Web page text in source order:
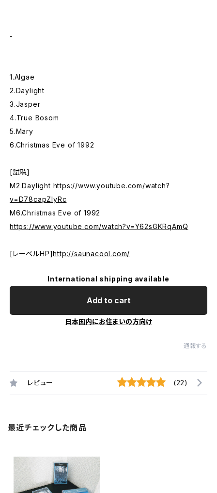
-
1.Algae
2.Daylight
3.Jasper
4.True Bosom
5.Mary
6.Christmas Eve of 1992
[試聴]
M2.Daylight https://www.youtube.com/watch?
v=D78capZIyRc
M6.Christmas Eve of 1992
https://www.youtube.com/watch?v=Y62sGKRqAmQ
[レーベルHP]http://saunacool.com/
International shipping available
Add to cart
日本国内にお住まいの方向け
通報する
レビュー (22)
最近チェックした商品